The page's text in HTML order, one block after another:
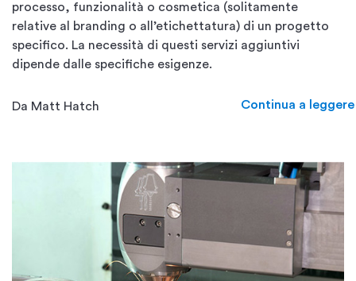
processo, funzionalità o cosmetica (solitamente
relative al branding o all’etichettatura) di un progetto
specifico. La necessità di questi servizi aggiuntivi
dipende dalle specifiche esigenze.
Da Matt Hatch Continua a leggere